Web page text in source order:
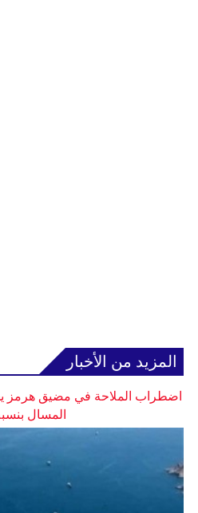
المزيد من الأخبار
اضطراب الملاحة في مضيق هرمز
المسال بنسبة